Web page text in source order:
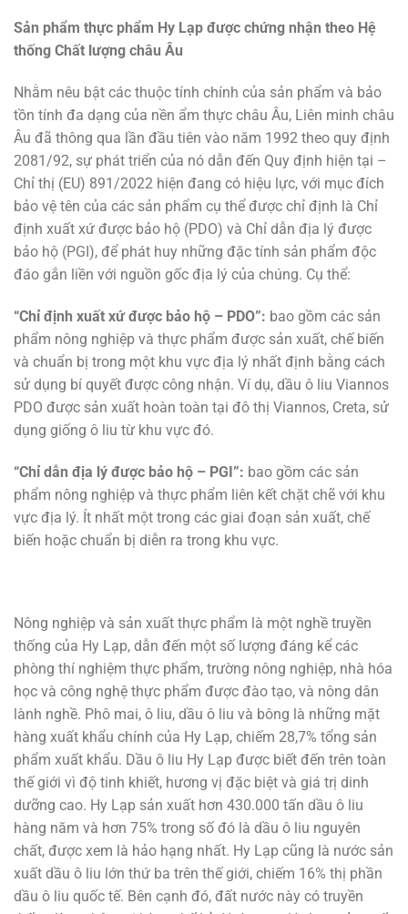
Sản phẩm thực phẩm Hy Lạp được chứng nhận theo Hệ
thống Chất lượng châu Âu
Nhằm nêu bật các thuộc tính chính của sản phẩm và bảo
tồn tính đa dạng của nền ẩm thực châu Âu, Liên minh châu
Âu đã thông qua lần đầu tiên vào năm 1992 theo quy định
2081/92, sự phát triển của nó dẫn đến Quy định hiện tại –
Chỉ thị (EU) 891/2022 hiện đang có hiệu lực, với mục đích
bảo vệ tên của các sản phẩm cụ thể được chỉ định là Chỉ
định xuất xứ được bảo hộ (PDO) và Chỉ dẫn địa lý được
bảo hộ (PGI), để phát huy những đặc tính sản phẩm độc
đáo gắn liền với nguồn gốc địa lý của chúng. Cụ thể:
“Chỉ định xuất xứ được bảo hộ – PDO”: bao gồm các sản
phẩm nông nghiệp và thực phẩm được sản xuất, chế biến
và chuẩn bị trong một khu vực địa lý nhất định bằng cách
sử dụng bí quyết được công nhận. Ví dụ, dầu ô liu Viannos
PDO được sản xuất hoàn toàn tại đô thị Viannos, Creta, sử
dụng giống ô liu từ khu vực đó.
“Chỉ dẫn địa lý được bảo hộ – PGI”: bao gồm các sản
phẩm nông nghiệp và thực phẩm liên kết chặt chẽ với khu
vực địa lý. Ít nhất một trong các giai đoạn sản xuất, chế
biến hoặc chuẩn bị diễn ra trong khu vực.
Nông nghiệp và sản xuất thực phẩm là một nghề truyền
thống của Hy Lạp, dẫn đến một số lượng đáng kể các
phòng thí nghiệm thực phẩm, trường nông nghiệp, nhà hóa
học và công nghệ thực phẩm được đào tạo, và nông dân
lành nghề. Phô mai, ô liu, dầu ô liu và bông là những mặt
hàng xuất khẩu chính của Hy Lạp, chiếm 28,7% tổng sản
phẩm xuất khẩu. Dầu ô liu Hy Lạp được biết đến trên toàn
thế giới vì độ tinh khiết, hương vị đặc biệt và giá trị dinh
dưỡng cao. Hy Lạp sản xuất hơn 430.000 tấn dầu ô liu
hàng năm và hơn 75% trong số đó là dầu ô liu nguyên
chất, được xem là hảo hạng nhất. Hy Lạp cũng là nước sản
xuất dầu ô liu lớn thứ ba trên thế giới, chiếm 16% thị phần
dầu ô liu quốc tế. Bên cạnh đó, đất nước này có truyền